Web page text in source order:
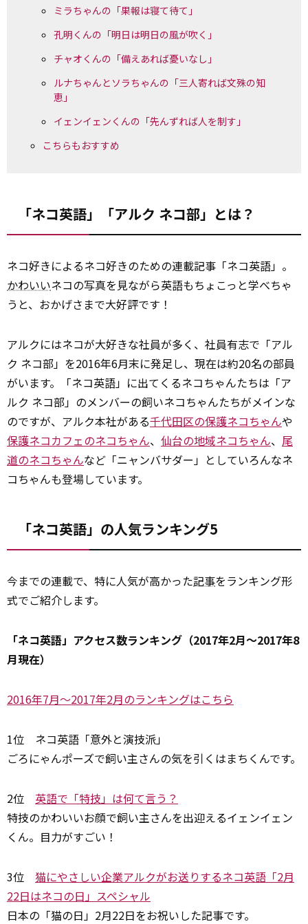
ミラちゃんの「果報は寝て待て」
孔明くんの「明日は明日の風が吹く」
チャオくんの「備えあれば憂いなし」
ルナちゃんとソラちゃんの「三人寄れば文殊の知
恵」
イェンイェンくんの「先んずれば人を制す」
こちらもおすすめ
「ネコ英語」「アルク ネコ部」とは？
ネコ好きによるネコ好きのための連載記事「ネコ英語」。
かわいいネコの写真を見ながら英語もちょこっと学べちゃ
うと、おかげさまで大好評です！
アルクにはネコが大好きな社員が多く、社員有志で「アル
ク ネコ部」を2016年6月末に発足し、現在は約20名の部員
がいます。「ネコ英語」に出てくるネコちゃんたちは「ア
ルク ネコ部」のメンバーの飼いネコちゃんたちがメインな
のですが、アルク本社がある千代田区の保護ネコちゃんや
保護ネコカフェのネコちゃん、 仙台の地域ネコちゃん、 尾
道のネコちゃんなど「ニャンバサダー」としていろんなネ
コちゃんも登場しています。
「ネコ英語」の人気ランキング5
今までの連載で、特に人気が高かった記事をランキング形
式でご紹介します。
「ネコ英語」アクセス数ランキング（2017年2月～2017年8
月現在）
2016年7月～2017年2月のランキングはこちら
1位 ネコ英語「意外と演技派」
ごろにゃんポーズで飼い主さんの気を引くはまちくんです。
2位 英語で「特技」は何て言う？
特技のかわいいお顔で飼い主さんを出迎えるイェンイェン
くん。目力がすごい！
3位 猫にやさしい企業アルクがお送りするネコ英語「2月
22日はネコの日」スペシャル
日本の「猫の日」2月22日をお祝いした記事です。